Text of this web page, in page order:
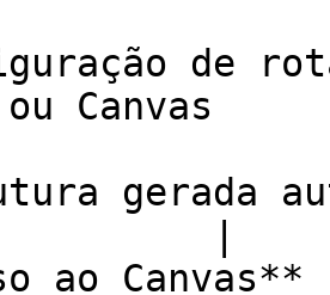
ou
gerada
|
ao